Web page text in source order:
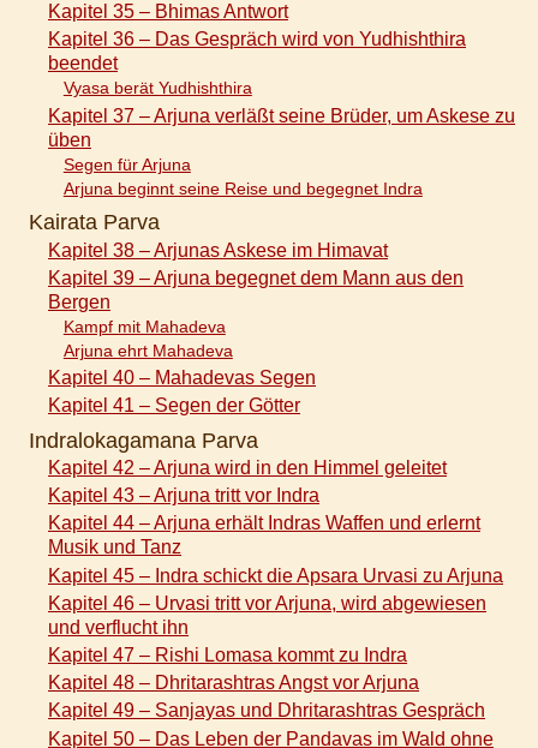
Kapitel 35 – Bhimas Antwort
Kapitel 36 – Das Gespräch wird von Yudhishthira
beendet
Vyasa berät Yudhishthira
Kapitel 37 – Arjuna verläßt seine Brüder, um Askese zu
üben
Segen für Arjuna
Arjuna beginnt seine Reise und begegnet Indra
Kairata Parva
Kapitel 38 – Arjunas Askese im Himavat
Kapitel 39 – Arjuna begegnet dem Mann aus den
Bergen
Kampf mit Mahadeva
Arjuna ehrt Mahadeva
Kapitel 40 – Mahadevas Segen
Kapitel 41 – Segen der Götter
Indralokagamana Parva
Kapitel 42 – Arjuna wird in den Himmel geleitet
Kapitel 43 – Arjuna tritt vor Indra
Kapitel 44 – Arjuna erhält Indras Waffen und erlernt
Musik und Tanz
Kapitel 45 – Indra schickt die Apsara Urvasi zu Arjuna
Kapitel 46 – Urvasi tritt vor Arjuna, wird abgewiesen
und verflucht ihn
Kapitel 47 – Rishi Lomasa kommt zu Indra
Kapitel 48 – Dhritarashtras Angst vor Arjuna
Kapitel 49 – Sanjayas und Dhritarashtras Gespräch
Kapitel 50 – Das Leben der Pandavas im Wald ohne